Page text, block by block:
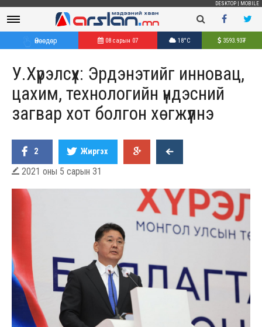
DESKTOP MOBILE
Өнөөдөр 08 сарын 07 18°C 3593.93₮
У.Хүрэлсүх: Эрдэнэтийг инновац,
цахим, технологийн үндэсний
загвар хот болгон хөгжүүлнэ
2 Жиргэх
 2021 оны 5 сарын 31